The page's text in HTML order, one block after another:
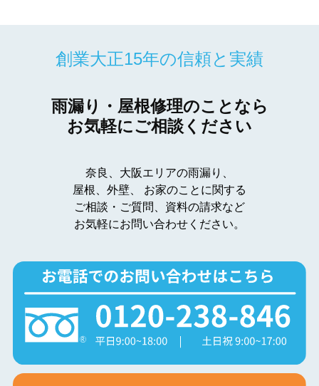
創業大正15年の信頼と実績
雨漏り・屋根修理のことなら
お気軽にご相談ください
奈良、大阪エリアの雨漏り、
屋根、外壁、
お家のことに関する
ご相談・ご質問、資料の請求など
お気軽にお問い合わせください。